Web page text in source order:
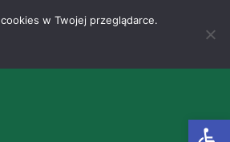
w Twojej przeglądarce.